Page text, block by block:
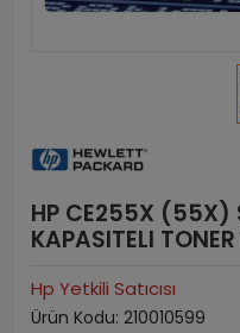
HP CE255X (55X)
KAPASITELI
Hp Yetkili Satıcısı
Ürün Kodu: 210010599